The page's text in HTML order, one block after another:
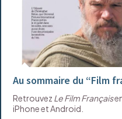
Au sommaire du “Film
Retrouvez Le Film Français
iPhone et Android.